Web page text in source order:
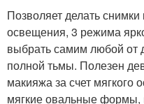
Позволяет делать
освещения, 3 режима
выбрать самим любой от
полной тьмы. Полезен
макияжа за счет мягкого
мягкие овальные формы,